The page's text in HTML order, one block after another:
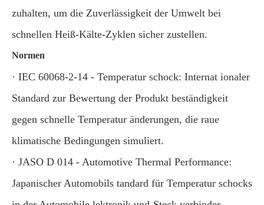
zuhalten, um die Zuverlässigkeit der Umwelt bei
schnellen Heiß-Kälte-Zyklen sicher zustellen.
Normen
· IEC 60068-2-14 - Temperatur schock: Internat ionaler
Standard zur Bewertung der Produkt beständigkeit
gegen schnelle Temperatur änderungen, die raue
klimatische Bedingungen simuliert.
· JASO D 014 - Automotive Thermal Performance:
Japanischer Automobils tandard für Temperatur schocks